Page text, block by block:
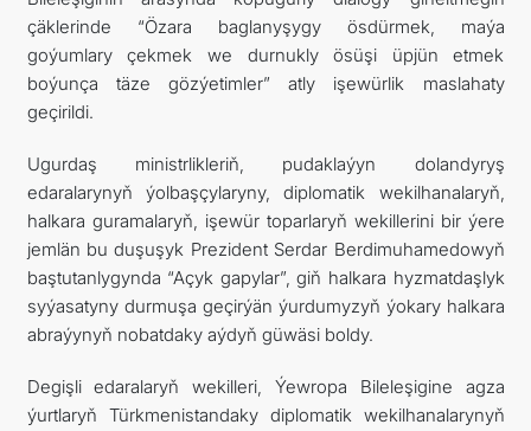
çäklerinde “Özara baglanyşygy ösdürmek, maýa
goýumlary çekmek we durnukly ösüşi üpjün etmek
boýunça täze gözýetimler” atly işewürlik maslahaty
geçirildi.
Ugurdaş ministrlikleriň, pudaklaýyn dolandyryş
edaralarynyň ýolbaşçylaryny, diplomatik wekilhanalaryň,
halkara guramalaryň, işewür toparlaryň wekillerini bir ýere
jemlän bu duşuşyk Prezident Serdar Berdimuhamedowyň
baştutanlygynda “Açyk gapylar”, giň halkara hyzmatdaşlyk
syýasatyny durmuşa geçirýän ýurdumyzyň ýokary halkara
abraýynyň nobatdaky aýdyň güwäsi boldy.
Degişli edaralaryň wekilleri, Ýewropa Bileleşigine agza
ýurtlaryň Türkmenistandaky diplomatik wekilhanalarynyň